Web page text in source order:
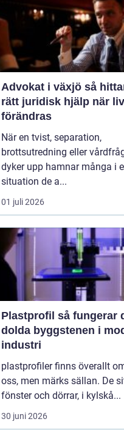
Advokat i växjö så hittar du
rätt juridisk hjälp när
förändras
När en tvist, separation,
brottsutredning eller
dyker upp hamnar många i
situation de a...
01 juli 2026
Plastprofil så fungerar den
dolda byggstenen i
industri
plastprofiler finns överallt
oss, men märks sällan. De
fönster och dörrar, i kylskå...
30 juni 2026